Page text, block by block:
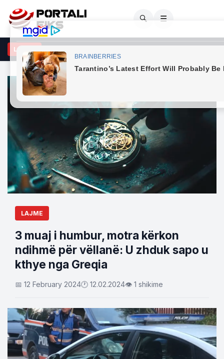
🔍 ☰
LAJME
Kërkesat e LDK-së ndaj VV-së janë të ekzagjeruara, oferta për
LAJME
3 muaj i humbur, motra kërkon
ndihmë për vëllanë: U zhduk sapo u
kthye nga Greqia
📅 12 February 2024🕐 12.02.2024👁 1 shikime